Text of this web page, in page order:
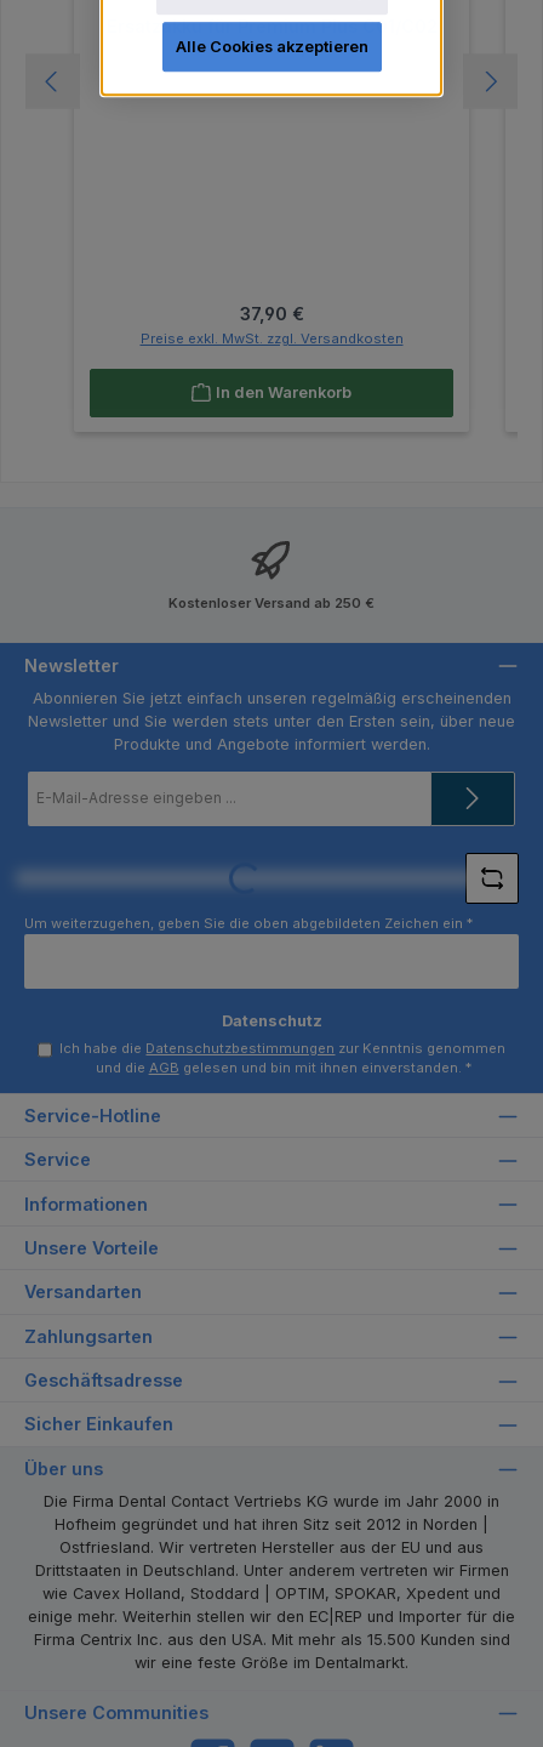
Ersatzakku für Premium Plus C01/C02
Mini Lampe
Regulärer Preis:
37,90 €
Preise exkl. MwSt. zzgl. Versandkosten
In den Warenkorb
Kostenloser Versand ab 250 €
Newsletter
Abonnieren Sie jetzt einfach unseren regelmäßig erscheinenden
Newsletter und Sie werden stets unter den Ersten sein, über neue
Produkte und Angebote informiert werden.
Mail-
Loading...
Um weiterzugehen, geben Sie die oben abgebildeten Zeichen ein *
Datenschutz
Ich habe die Datenschutzbestimmungen zur Kenntnis genommen
und die AGB gelesen und bin mit ihnen einverstanden. *
Service-Hotline
Service
Informationen
Unsere Vorteile
Versandarten
Zahlungsarten
Geschäftsadresse
Sicher Einkaufen
Über uns
Die Firma Dental Contact Vertriebs KG wurde im Jahr 2000 in
Hofheim gegründet und hat ihren Sitz seit 2012 in Norden |
Ostfriesland. Wir vertreten Hersteller aus der EU und aus
Drittstaaten in Deutschland. Unter anderem vertreten wir Firmen
wie Cavex Holland, Stoddard | OPTIM, SPOKAR, Xpedent und
einige mehr. Weiterhin stellen wir den EC|REP und Importer für die
Firma Centrix Inc. aus den USA. Mit mehr als 15.500 Kunden sind
wir eine feste Größe im Dentalmarkt.
Unsere Communities
Alle Cookies akzeptieren